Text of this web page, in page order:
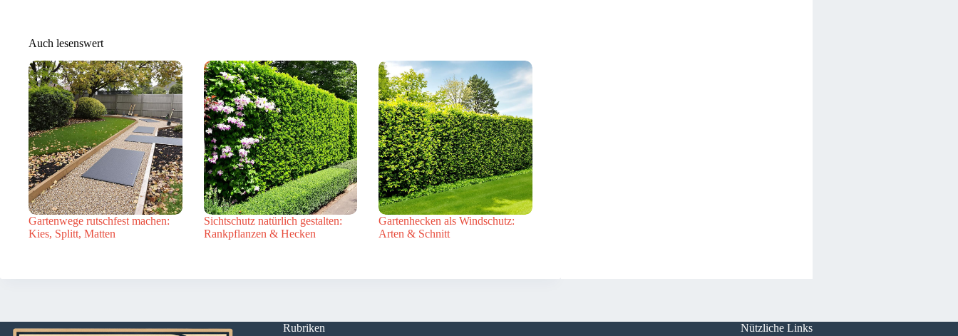
Auch lesenswert
Gartenwege rutschfest machen:
Kies, Splitt, Matten
Sichtschutz natürlich gestalten:
Rankpflanzen & Hecken
Gartenhecken als Windschutz:
Arten & Schnitt
Rubriken Nützliche Links